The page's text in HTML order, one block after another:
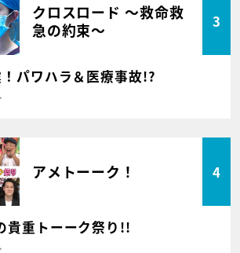
クロスロード ～救命救
急の約束～
3
パワハラ＆医療事故!?
アメトーーク！ 4
貴重トーーク祭り!!